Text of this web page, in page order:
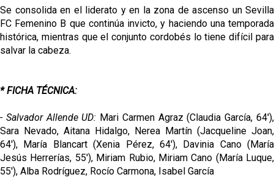
Se consolida en el liderato y en la zona de ascenso un Sevilla
FC Femenino B que continúa invicto, y haciendo una temporada
histórica, mientras que el conjunto cordobés lo tiene difícil para
salvar la cabeza.
* FICHA TÉCNICA:
- Salvador Allende UD: Mari Carmen Agraz (Claudia García, 64'),
Sara Nevado, Aitana Hidalgo, Nerea Martín (Jacqueline Joan,
64'), María Blancart (Xenia Pérez, 64'), Davinia Cano (María
Jesús Herrerías, 55'), Miriam Rubio, Miriam Cano (María Luque,
55'), Alba Rodríguez, Rocío Carmona, Isabel García